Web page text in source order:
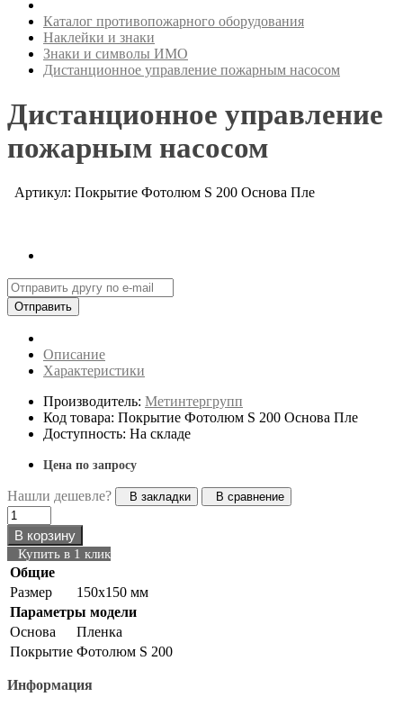
Каталог противопожарного оборудования
Наклейки и знаки
Знаки и символы ИМО
Дистанционное управление пожарным насосом
Дистанционное управление
пожарным насосом
Артикул: Покрытие Фотолюм S 200 Основа Пле
Отправить
Описание
Характеристики
Производитель: Метинтергрупп
Код товара: Покрытие Фотолюм S 200 Основа Пле
Доступность: На складе
Цена по запросу
Нашли дешевле? В закладки В сравнение
В корзину
Купить в 1 клик
Общие
Размер
150х150 мм
Параметры модели
Основа
Пленка
Покрытие Фотолюм S 200
Информация